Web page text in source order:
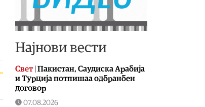
Најнови вести
Свет| Пакистан, Саудиска Арабија
и Турција потпишаа одбранбен
договор
07.08.2026